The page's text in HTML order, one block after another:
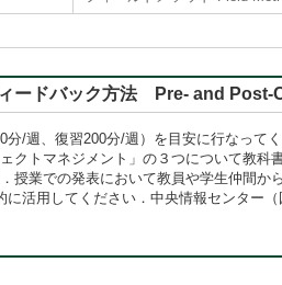
ィードバック方法 Pre- and
/週、復習200分/週）を目安に行なって
クトマネジメント」の３つについて教
授業での発表において教員や学生仲間
活用してください．中央情報センター